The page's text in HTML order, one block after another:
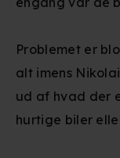
Problemet er
alt imens
ud af hvad der
hurtige biler